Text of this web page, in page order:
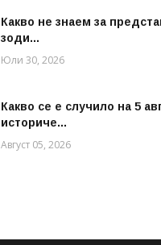
Какво не знаем за
зоди...
Юли 30, 2026
Какво се е случило на 5
историче...
Август 05, 2026